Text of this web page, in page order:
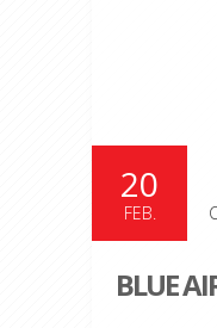
20
FEB.
BLUE